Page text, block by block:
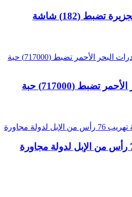
مكافحة التهريب ولاية الجزيرة تضبط (182) شاشة
مكافحة المخدرات البحر الأحمر تضبط (717000) حبة